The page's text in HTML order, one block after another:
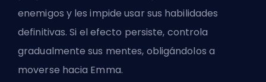
enemigos y les impide usar sus habilidades
definitivas. Si el efecto persiste, controla
gradualmente sus mentes, obligándolos a
moverse hacia Emma.